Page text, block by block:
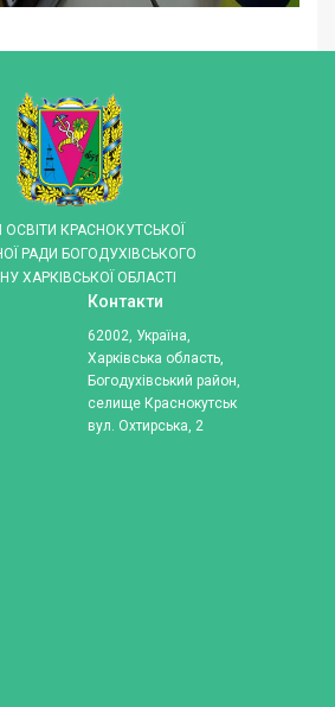
ОСВІТИ КРАСНОКУТСЬКОЇ
РАДИ БОГОДУХІВСЬКОГО
ХАРКІВСЬКОЇ ОБЛАСТІ
Контакти
62002, Україна,
Харківська область,
Богодухівський район,
селище Краснокутськ
вул. Охтирська, 2